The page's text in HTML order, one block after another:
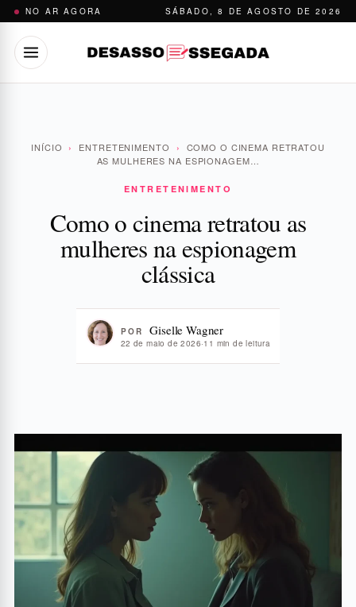
Pular
conteúdo
NO AR AGORA SÁBADO, 8 DE AGOSTO DE 2026
INÍCIO › ENTRETENIMENTO ›
COMO O CINEMA RETRATOU
AS MULHERES NA ESPIONAGEM…
ENTRETENIMENTO
Como o cinema retratou as
mulheres na espionagem
clássica
POR Giselle Wagner
22 de maio de 2026·11 min de leitura